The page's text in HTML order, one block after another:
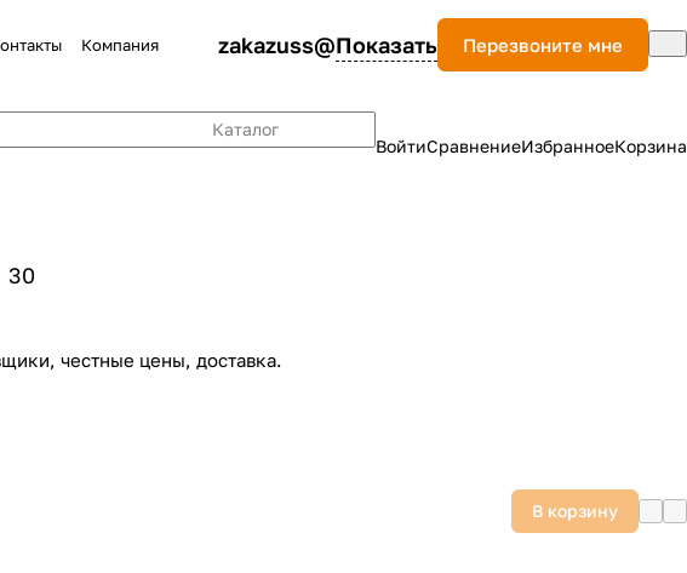
Компания zakazuss@Показать Перезвоните мне
Каталог
ВойтиСравнениеИзбранноеКорзина
30
честные цены, доставка.
В корзину